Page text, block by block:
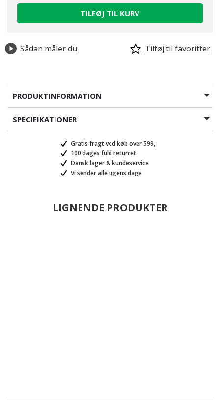
valgte
TILFØJ TIL KURV
Sådan måler du Tilføj til favoritter
PRODUKTINFORMATION
SPECIFIKATIONER
Gratis fragt ved køb over 599,-
100 dages fuld returret
Dansk lager & kundeservice
Vi sender alle ugens dage
LIGNENDE PRODUKTER